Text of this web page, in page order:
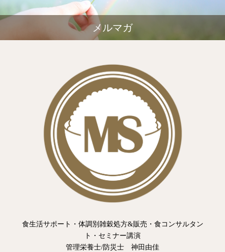
メルマガ
食生活サポート・体調別雑穀処方&販売・食コンサルタン
ト・セミナー講演
管理栄養士/防災士 神田由佳